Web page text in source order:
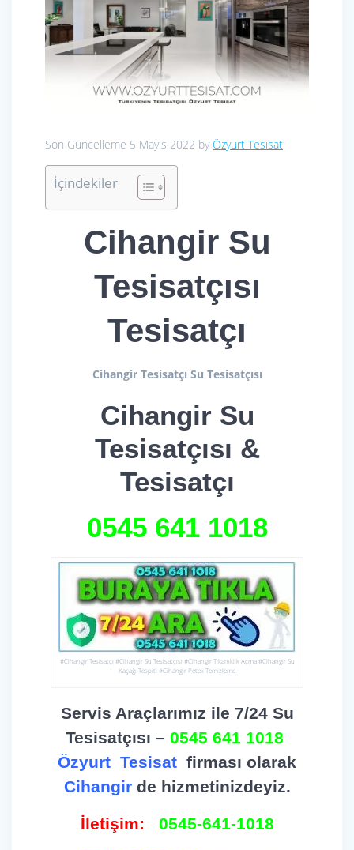
Son Güncelleme 5 Mayıs 2022 by Özyurt Tesisat
İçindekiler
Cihangir Su
Tesisatçısı
Tesisatçı
Cihangir Tesisatçı Su Tesisatçısı
Cihangir Su
Tesisatçısı &
Tesisatçı
0545 641 1018
#Cihangir Tesisatçı #Cihangir Su Tesisatçısı #Cihangir Tıkanıklık Açma #Cihangir Su
Kaçağı Tespiti #Cihangir Petek Temizleme
Servis Araçlarımız ile 7/24 Su
Tesisatçısı – 0545 641 1018
Özyurt Tesisat firması olarak
Cihangir de hizmetinizdeyiz.
İletişim: 0545-641-1018